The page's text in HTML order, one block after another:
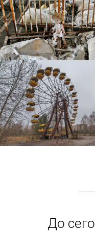
До